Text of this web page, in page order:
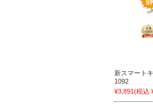
新スマート
1092
¥3,891(税込